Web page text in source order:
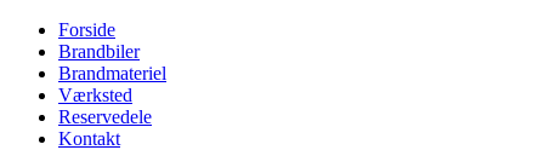
Forside
Brandbiler
Brandmateriel
Værksted
Reservedele
Kontakt